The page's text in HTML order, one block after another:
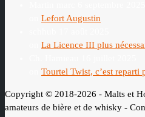
Lefort Augustin
La Licence III plus
Tourtel Twist, c’est reparti
Copyright © 2018-2026 - Malts et
amateurs de bière et de whisky -